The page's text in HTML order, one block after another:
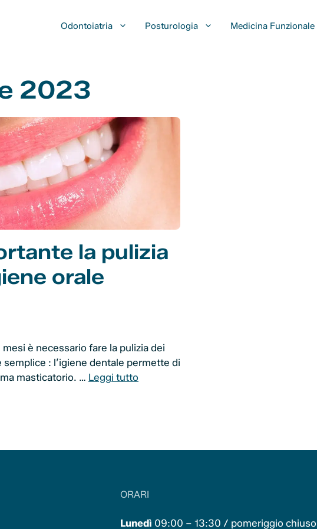
Odontoiatria Posturologia Medicina Funzionale
2023
la pulizia
orale
è necessario fare la pulizia dei
: l’igiene dentale permette di
masticatorio. … Leggi tutto
ORARI
Lunedì 09:00 – 13:30 / pomeriggio chiuso